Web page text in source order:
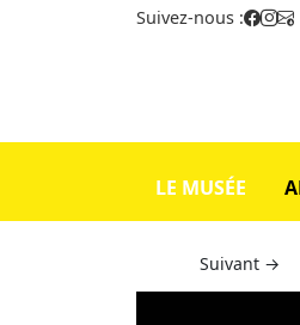
Suivez-nous :
LE MUSÉE
Suivant →